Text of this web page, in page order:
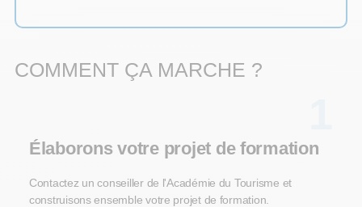
COMMENT ÇA MARCHE ?
Élaborons votre projet de formation
Contactez un conseiller de l'Académie du Tourisme et
construisons ensemble votre projet de formation.